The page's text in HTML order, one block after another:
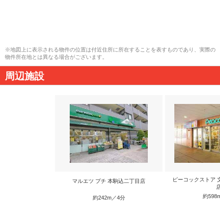
※地図上に表示される物件の位置は付近住所に所在することを表すものであり、実際の
物件所在地とは異なる場合がございます。
周辺施設
マルエツ プチ 本駒込二丁目店
約242m／4分
ピーコックストア
約